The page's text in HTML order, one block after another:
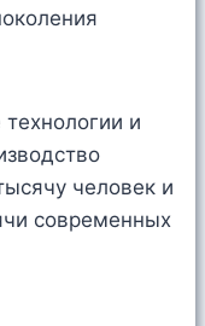
и
человек и
современных